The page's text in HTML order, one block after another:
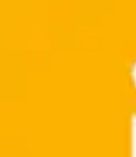
NORTH BEND